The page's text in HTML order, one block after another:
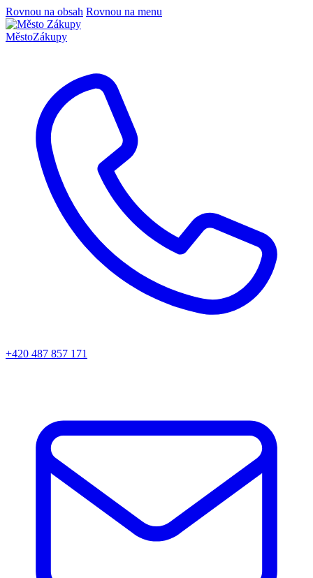
Rovnou na obsah Rovnou na menu
MěstoZákupy
+420 487 857 171